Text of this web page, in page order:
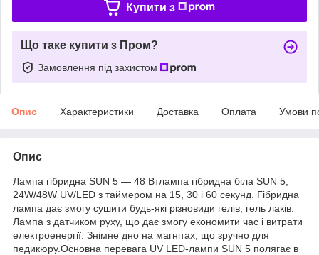
Купити з
Що таке купити з Пром?
Замовлення під захистом
Опис Характеристики Доставка Оплата Умови
Опис
Лампа гібридна SUN 5 — 48 Втлампа гібридна біла SUN 5,
24W/48W UV/LED з таймером на 15, 30 і 60 секунд. Гібридна
лампа дає змогу сушити будь-які різновиди гелів, гель лаків.
Лампа з датчиком руху, що дає змогу економити час і витрати
електроенергії. Знімне дно на магнітах, що зручно для
педикюру.Основна перевага UV LED-лампи SUN 5 полягає в